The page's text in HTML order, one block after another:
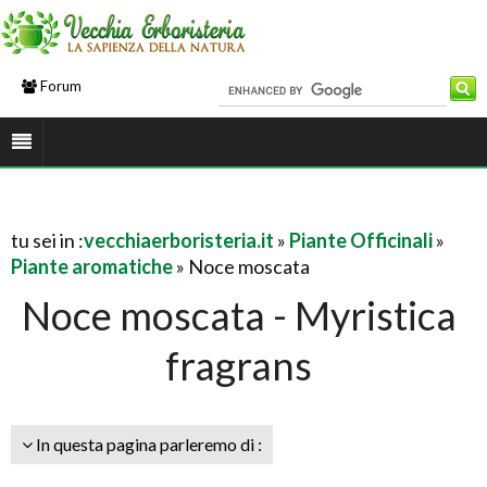
Forum
tu sei in :vecchiaerboristeria.it » Piante Officinali»
Piante aromatiche» Noce moscata
Noce moscata - Myristica
fragrans
In questa pagina parleremo di :